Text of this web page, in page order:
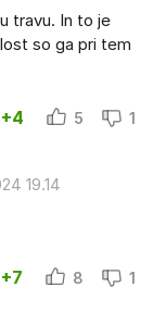
travu. In to je
so ga pri tem
+4 5 1
19.14
+7 8 1